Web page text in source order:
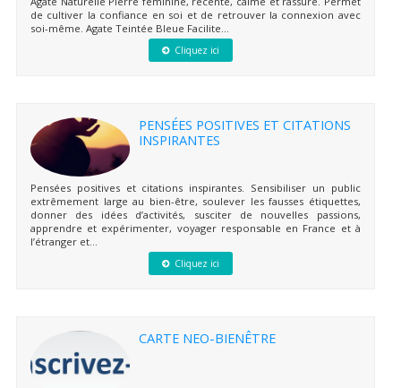
de cultiver la confiance en soi et de retrouver la connexion avec
soi-même. Agate Teintée Bleue Facilite...
Cliquez ici
PENSÉES POSITIVES ET CITATIONS
INSPIRANTES
Pensées positives et citations inspirantes. Sensibiliser un public
extrêmement large au bien-être, soulever les fausses étiquettes,
donner des idées d’activités, susciter de nouvelles passions,
apprendre et expérimenter, voyager responsable en France et à
l’étranger et...
Cliquez ici
CARTE NEO-BIENÊTRE